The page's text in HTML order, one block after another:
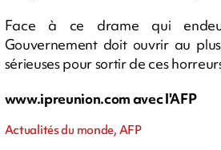
Face à ce drame qui
Gouvernement doit ouvrir au
sérieuses pour sortir de ces
www.ipreunion.com avec l'AFP
Actualités du monde, AFP